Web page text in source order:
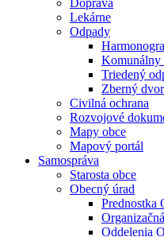
Doprava
Lekárne
Odpady
Komunálny
Triedený
Zberný dvor
Civilná ochrana
Rozvojové
Mapy obce
Mapový portál
Samospráva
Starosta obce
Obecný úrad
Prednostka
Oddelenia